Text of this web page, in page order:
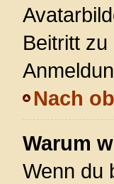
Beitritt
Nach
Warum
Wenn du